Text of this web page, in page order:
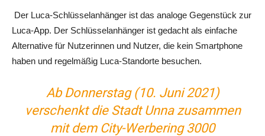
Der Luca-Schlüsselanhänger ist das analoge Gegenstück zur
Luca-App. Der Schlüsselanhänger ist gedacht als einfache
Alternative für Nutzerinnen und Nutzer, die kein Smartphone
haben und regelmäßig Luca-Standorte besuchen.
Ab Donnerstag (10. Juni 2021)
verschenkt die Stadt Unna zusammen
mit dem City-Werbering 3000